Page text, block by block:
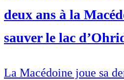
deux ans à la
sauver le lac
La Macédoine joue sa